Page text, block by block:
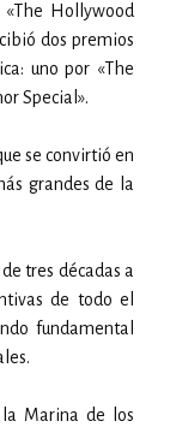
Hollywood
dos premios
uno por «The
Special».
se convirtió en
grandes de la
tres décadas a
de todo el
fundamental
Marina de los